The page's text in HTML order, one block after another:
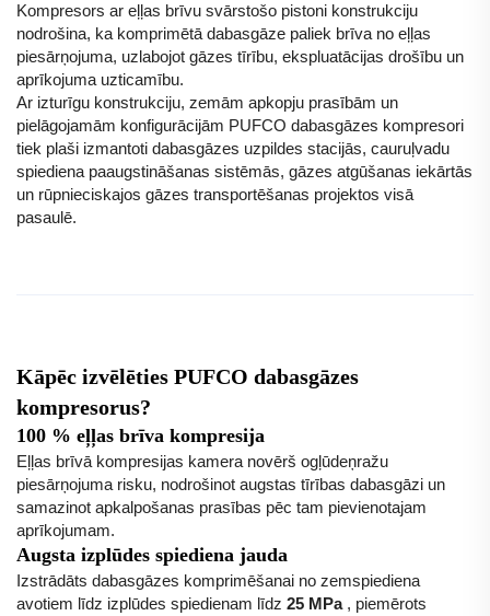
Kompresors ar eļļas brīvu svārstošo pistoni konstrukciju
nodrošina, ka komprimētā dabasgāze paliek brīva no eļļas
piesārņojuma, uzlabojot gāzes tīrību, ekspluatācijas drošību un
aprīkojuma uzticamību.
Ar izturīgu konstrukciju, zemām apkopju prasībām un
pielāgojamām konfigurācijām PUFCO dabasgāzes kompresori
tiek plaši izmantoti dabasgāzes uzpildes stacijās, cauruļvadu
spiediena paaugstināšanas sistēmās, gāzes atgūšanas iekārtās
un rūpnieciskajos gāzes transportēšanas projektos visā
pasaulē.
Kāpēc izvēlēties PUFCO dabasgāzes
kompresorus?
100 % eļļas brīva kompresija
Eļļas brīvā kompresijas kamera novērš ogļūdeņražu
piesārņojuma risku, nodrošinot augstas tīrības dabasgāzi un
samazinot apkalpošanas prasības pēc tam pievienotajam
aprīkojumam.
Augsta izplūdes spiediena jauda
Izstrādāts dabasgāzes komprimēšanai no zemspiediena
avotiem līdz izplūdes spiedienam līdz 25 MPa , piemērots